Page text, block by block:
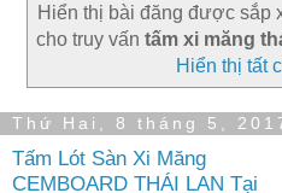
Hiển thị bài đăng được sắp
cho truy vấn tấm xi măng
Hiển thị tất
Thứ Hai, 8 tháng 5,
Tấm Lót Sàn Xi Măng
CEMBOARD THÁI LAN Tại